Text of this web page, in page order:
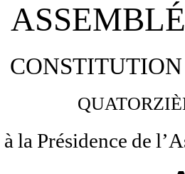
CONSTITUTION
à la Présidence de